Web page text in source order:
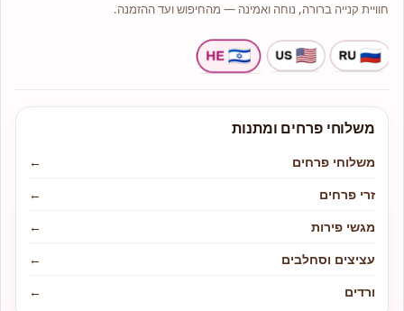
חוויית קנייה ברורה, נוחה ואמינה — מהחיפוש ועד ההזמנה.
משלוחי פרחים ומתנות
משלוחי פרחים
←
זרי פרחים
←
מגשי פירות
←
עציצים וסחלבים
←
ורדים
←